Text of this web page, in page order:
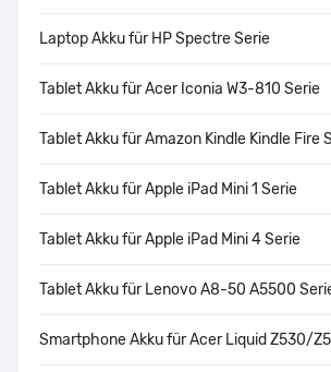
Laptop Akku für HP Spectre Serie
Tablet Akku für Acer Iconia W3-810 Serie
Tablet Akku für Amazon Kindle Kindle Fire
Tablet Akku für Apple iPad Mini 1 Serie
Tablet Akku für Apple iPad Mini 4 Serie
Tablet Akku für Lenovo A8-50 A5500
Smartphone Akku für Acer Liquid Z530/